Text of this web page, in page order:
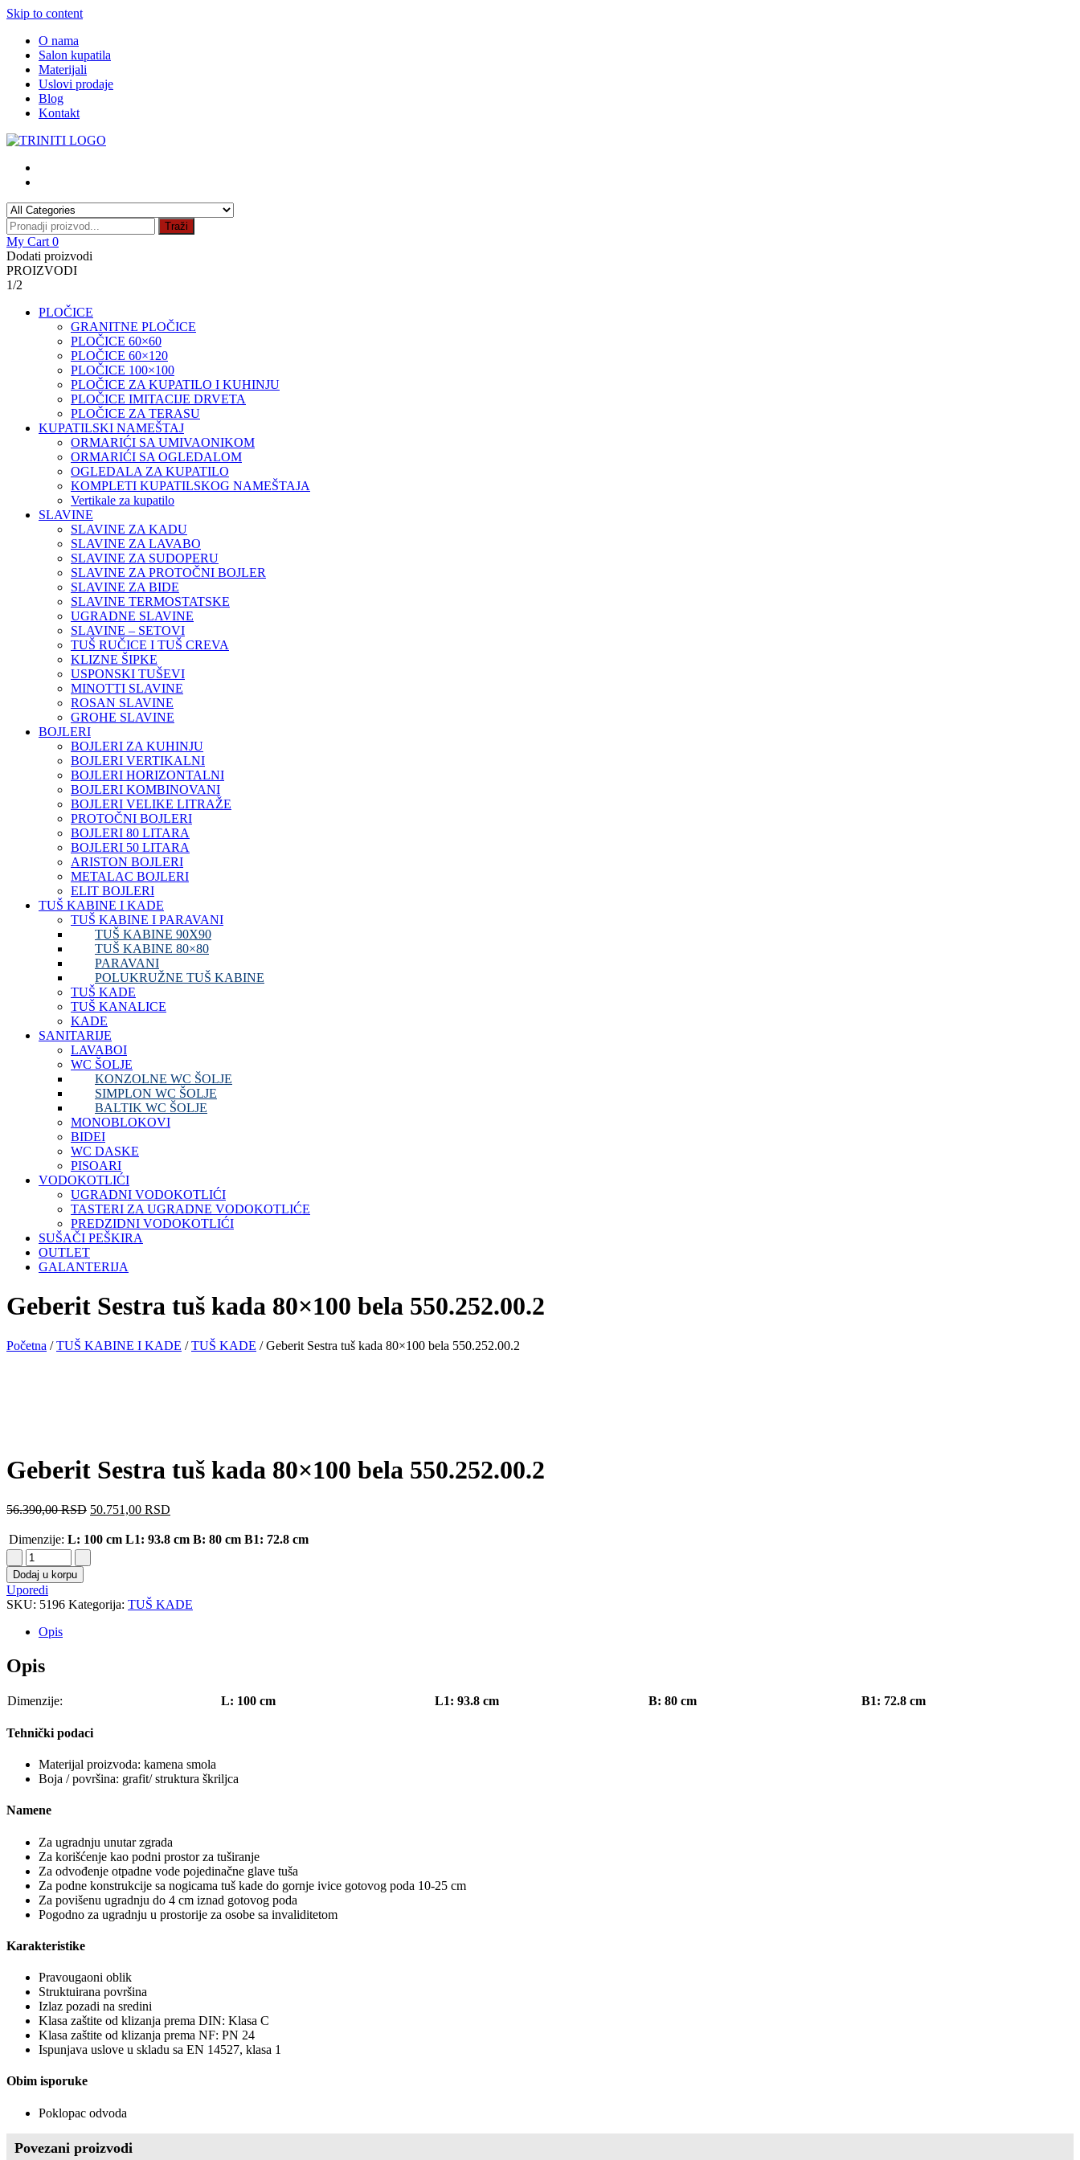
Skip to content
O nama
Salon kupatila
Materijali
Uslovi prodaje
Blog
Kontakt
Traži
My Cart 0
Dodati proizvodi
PROIZVODI
1/2
PLOČICE
GRANITNE PLOČICE
PLOČICE 60×60
PLOČICE 60×120
PLOČICE 100×100
PLOČICE ZA KUPATILO I KUHINJU
PLOČICE IMITACIJE DRVETA
PLOČICE ZA TERASU
KUPATILSKI NAMEŠTAJ
ORMARIĆI SA UMIVAONIKOM
ORMARIĆI SA OGLEDALOM
OGLEDALA ZA KUPATILO
KOMPLETI KUPATILSKOG NAMEŠTAJA
Vertikale za kupatilo
SLAVINE
SLAVINE ZA KADU
SLAVINE ZA LAVABO
SLAVINE ZA SUDOPERU
SLAVINE ZA PROTOČNI BOJLER
SLAVINE ZA BIDE
SLAVINE TERMOSTATSKE
UGRADNE SLAVINE
SLAVINE – SETOVI
TUŠ RUČICE I TUŠ CREVA
KLIZNE ŠIPKE
USPONSKI TUŠEVI
MINOTTI SLAVINE
ROSAN SLAVINE
GROHE SLAVINE
BOJLERI
BOJLERI ZA KUHINJU
BOJLERI VERTIKALNI
BOJLERI HORIZONTALNI
BOJLERI KOMBINOVANI
BOJLERI VELIKE LITRAŽE
PROTOČNI BOJLERI
BOJLERI 80 LITARA
BOJLERI 50 LITARA
ARISTON BOJLERI
METALAC BOJLERI
ELIT BOJLERI
TUŠ KABINE I KADE
TUŠ KABINE I PARAVANI
TUŠ KABINE 90X90
TUŠ KABINE 80×80
PARAVANI
POLUKRUŽNE TUŠ KABINE
TUŠ KADE
TUŠ KANALICE
KADE
SANITARIJE
LAVABOI
WC ŠOLJE
KONZOLNE WC ŠOLJE
SIMPLON WC ŠOLJE
BALTIK WC ŠOLJE
MONOBLOKOVI
BIDEI
WC DASKE
PISOARI
VODOKOTLIĆI
UGRADNI VODOKOTLIĆI
TASTERI ZA UGRADNE VODOKOTLIĆE
PREDZIDNI VODOKOTLIĆI
SUŠAČI PEŠKIRA
OUTLET
GALANTERIJA
Geberit Sestra tuš kada 80×100 bela 550.252.00.2
Početna /TUŠ KABINE I KADE /TUŠ KADE / Geberit Sestra tuš kada 80×100 bela 550.252.00.2
Geberit Sestra tuš kada 80×100 bela 550.252.00.2
56.390,00RSD 50.751,00 RSD
Dimenzije: L: 100 cm L1: 93.8 cm B: 80 cm B1: 72.8 cm
Dodaj u korpu
Uporedi
SKU: 5196 Kategorija: TUŠ KADE
Opis
Opis
Dimenzije: L: 100 cm L1: 93.8 cm B: 80 cm B1: 72.8 cm
Tehnički podaci
Materijal proizvoda: kamena smola
Boja / površina: grafit/ struktura škriljca
Namene
Za ugradnju unutar zgrada
Za korišćenje kao podni prostor za tuširanje
Za odvođenje otpadne vode pojedinačne glave tuša
Za podne konstrukcije sa nogicama tuš kade do gornje ivice gotovog poda 10-25 cm
Za povišenu ugradnju do 4 cm iznad gotovog poda
Pogodno za ugradnju u prostorije za osobe sa invaliditetom
Karakteristike
Pravougaoni oblik
Struktuirana površina
Izlaz pozadi na sredini
Klasa zaštite od klizanja prema DIN: Klasa C
Klasa zaštite od klizanja prema NF: PN 24
Ispunjava uslove u skladu sa EN 14527, klasa 1
Obim isporuke
Poklopac odvoda
Povezani proizvodi